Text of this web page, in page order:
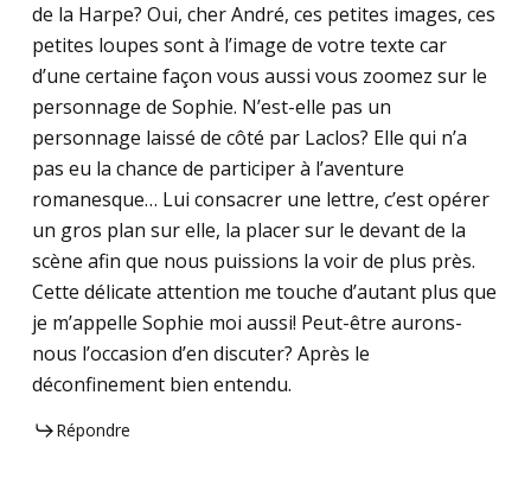
de la Harpe? Oui, cher André, ces petites images, ces
petites loupes sont à l’image de votre texte car
d’une certaine façon vous aussi vous zoomez sur le
personnage de Sophie. N’est-elle pas un
personnage laissé de côté par Laclos? Elle qui n’a
pas eu la chance de participer à l’aventure
romanesque… Lui consacrer une lettre, c’est opérer
un gros plan sur elle, la placer sur le devant de la
scène afin que nous puissions la voir de plus près.
Cette délicate attention me touche d’autant plus que
je m’appelle Sophie moi aussi! Peut-être aurons-
nous l’occasion d’en discuter? Après le
déconfinement bien entendu.
Répondre